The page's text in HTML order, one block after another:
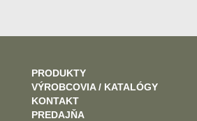
PRODUKTY
VÝROBCOVIA / KATALÓGY
KONTAKT
PREDAJŇA